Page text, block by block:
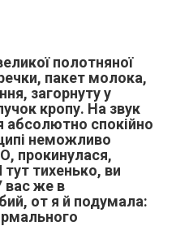
полотняної
пакет молока,
загорнуту у
кропу. На звук
абсолютно спокійно
неможливо
прокинулася,
тихенько, ви
вас же в
от я й подумала: